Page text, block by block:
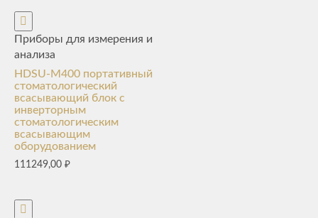
Приборы для измерения и
анализа
HDSU-M400 портативный
стоматологический
всасывающий блок с
инверторным
стоматологическим
всасывающим
оборудованием
111249,00 ₽